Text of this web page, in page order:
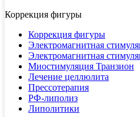
Коррекция фигуры
Коррекция фигуры
Электромагнитная
Электромагнитная
Миостимуляция Транзион
Лечение целлюлита
Прессотерапия
РФ-липолиз
Липолитики